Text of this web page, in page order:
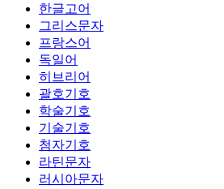
한글고어
그리스문자
프랑스어
독일어
히브리어
괄호기호
학술기호
기술기호
첨자기호
라틴문자
러시아문자